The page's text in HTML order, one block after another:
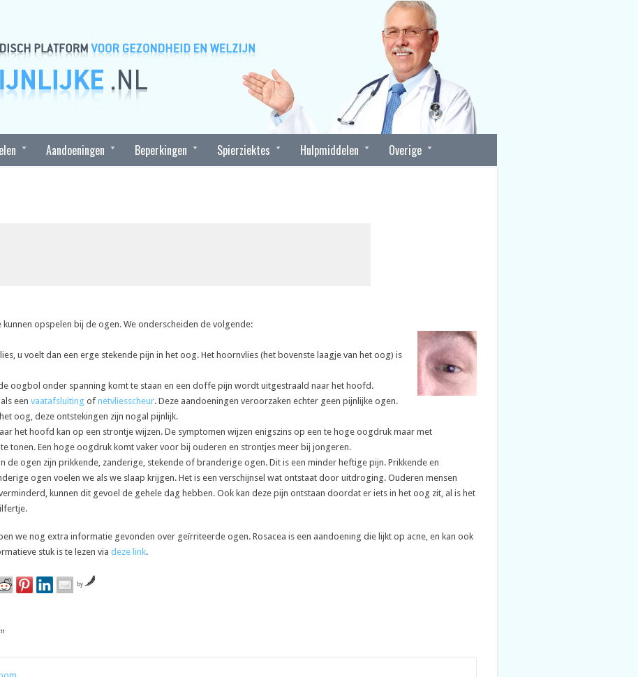
Aandoeningen Beperkingen Spierziektes Hulpmiddelen Overige
kunnen opspelen bij de ogen. We onderscheiden de volgende:
u voelt dan een erge stekende pijn in het oog. Het hoornvlies (het bovenste laagje van het oog) is
oogbol onder spanning komt te staan en een doffe pijn wordt uitgestraald naar het hoofd.
een vaatafsluiting of netvliesscheur. Deze aandoeningen veroorzaken echter geen pijnlijke ogen.
oog, deze ontstekingen zijn nogal pijnlijk.
het hoofd kan op een strontje wijzen. De symptomen wijzen enigszins op een te hoge oogdruk maar met
tonen. Een hoge oogdruk komt vaker voor bij ouderen en strontjes meer bij jongeren.
de ogen zijn prikkende, zanderige, stekende of branderige ogen. Dit is een minder heftige pijn. Prikkende en
ogen voelen we als we slaap krijgen. Het is een verschijnsel wat ontstaat door uitdroging. Ouderen mensen
kunnen dit gevoel de gehele dag hebben. Ook kan deze pijn ontstaan doordat er iets in het oog zit, al is het
we nog extra informatie gevonden over geïrriteerde ogen. Rosacea is een aandoening die lijkt op acne, en kan ook
stuk is te lezen via deze link.
by
”